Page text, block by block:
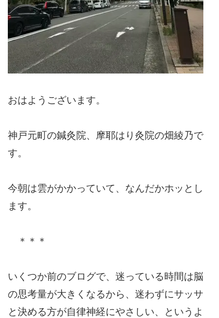
おはようございます。
神戸元町の鍼灸院、摩耶はり灸院の畑綾乃で
す。
今朝は雲がかかっていて、なんだかホッとし
ます。
＊＊＊
いくつか前のブログで、迷っている時間は脳
の思考量が大きくなるから、迷わずにサッサ
と決める方が自律神経にやさしい、というよ